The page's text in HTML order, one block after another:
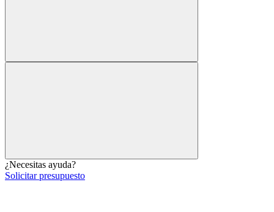
¿Necesitas ayuda?
Solicitar presupuesto